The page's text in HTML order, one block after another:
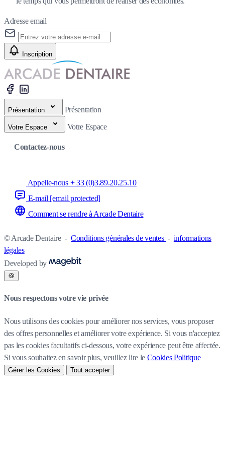
Adresse email
Inscription
Présentation Présentation
Votre Espace Votre Espace
Contactez-nous
Appelle-nous + 33 (0)3.89.20.25.10
E-mail [email protected]
Comment se rendre à Arcade Dentaire
© Arcade Dentaire - Conditions générales de ventes - informations
légales
Developed by
🍪
Nous respectons votre vie privée
Nous utilisons des cookies pour améliorer nos services, vous proposer
des offres personnelles et améliorer votre expérience. Si vous n'acceptez
pas les cookies facultatifs ci-dessous, votre expérience peut être affectée.
Si vous souhaitez en savoir plus, veuillez lire le Cookies Politique
Gérer les Cookies Tout accepter